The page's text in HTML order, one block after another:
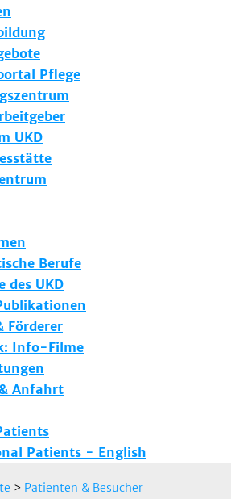
Pflege
UKD
Berufe
des UKD
Förderer
Info-Filme
Anfahrt
Patients - English
> Patienten & Besucher